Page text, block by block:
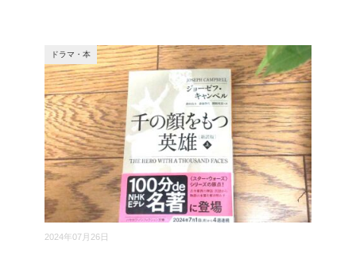
2024年07月26日
ドラマ・本